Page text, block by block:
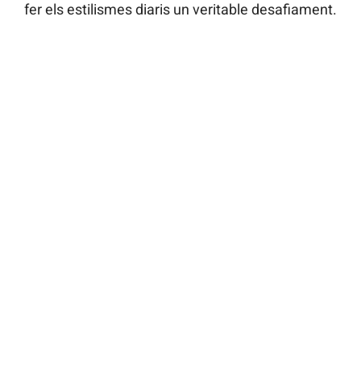
fer els estilismes diaris un veritable desafiament.